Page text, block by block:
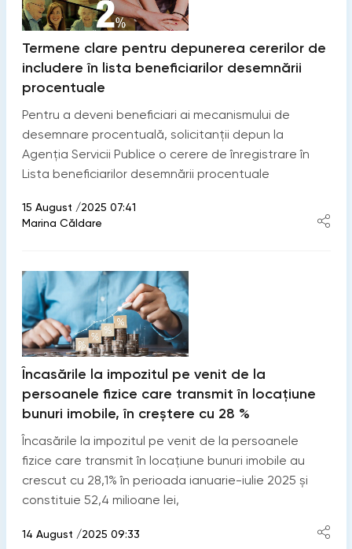
Termene clare pentru depunerea cererilor de
includere în lista beneficiarilor desemnării
procentuale
Pentru a deveni beneficiari ai mecanismului de
desemnare procentuală, solicitanții depun la
Agenția Servicii Publice o cerere de înregistrare în
Lista beneficiarilor desemnării procentuale
15 August /2025 07:41
Marina Căldare
Încasările la impozitul pe venit de la
persoanele fizice care transmit în locațiune
bunuri imobile, în creștere cu 28 %
Încasările la impozitul pe venit de la persoanele
fizice care transmit în locațiune bunuri imobile au
crescut cu 28,1% în perioada ianuarie-iulie 2025 și
constituie 52,4 milioane lei,
14 August /2025 09:33